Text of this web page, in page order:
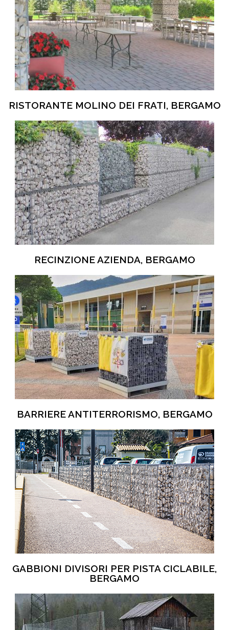
RISTORANTE MOLINO DEI FRATI, BERGAMO
RECINZIONE AZIENDA, BERGAMO
BARRIERE ANTITERRORISMO, BERGAMO
GABBIONI DIVISORI PER PISTA CICLABILE,
BERGAMO